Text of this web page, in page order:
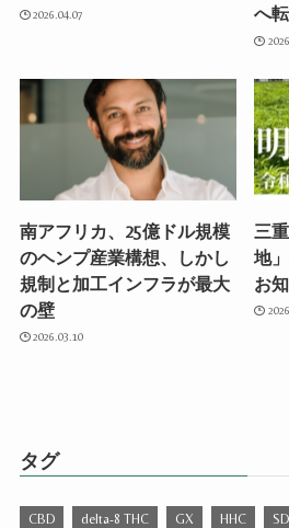
2026.04.07
へ
南アフリカ、25億ドル規模
のヘンプ産業構想、しかし
規制と加工インフラが最大
の壁
2026.03.10
三
地
お
タグ
CBD delta-8 THC GX HHC